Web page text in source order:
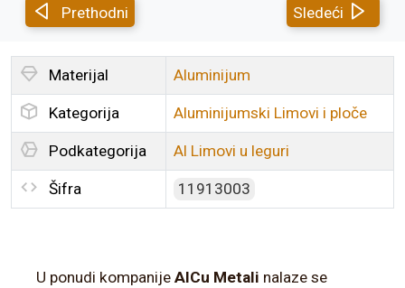
Prethodni Sledeći
Materijal Aluminijum
Kategorija Aluminijumski Limovi i ploče
Podkategorija Al Limovi u leguri
Šifra 11913003
U ponudi kompanije AlCu Metali nalaze se